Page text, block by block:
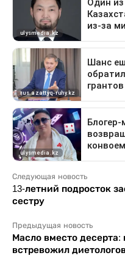
Следующая новость
13-летний подросток
сестру
Предыдущая новость
Масло вместо десерта:
встревожил